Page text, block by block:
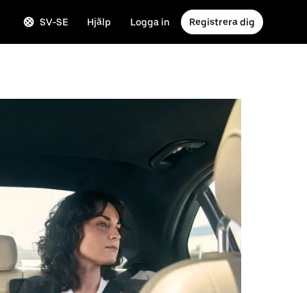
SV-SE Hjälp Logga in Registrera dig